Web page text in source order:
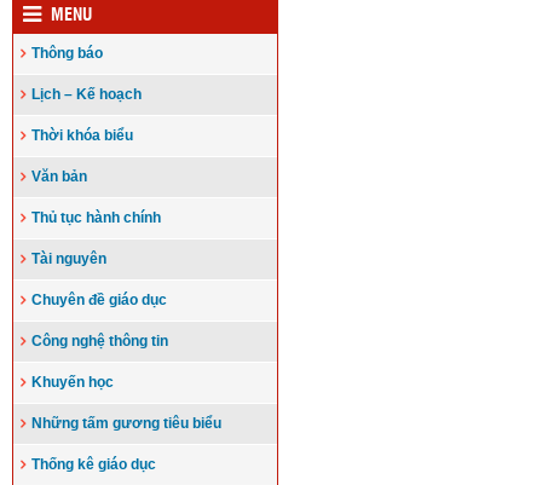
MENU
Thông báo
Lịch – Kế hoạch
Thời khóa biểu
Văn bản
Thủ tục hành chính
Tài nguyên
Chuyên đề giáo dục
Công nghệ thông tin
Khuyến học
Những tấm gương tiêu biểu
Thống kê giáo dục